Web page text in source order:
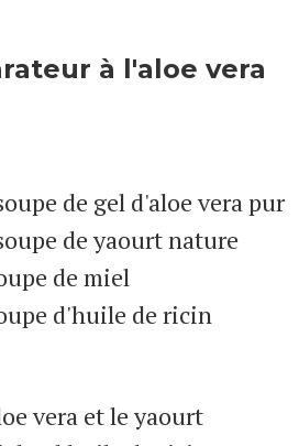
à l'aloe vera
de gel d'aloe vera pur
de yaourt nature
de miel
d'huile de ricin
vera et le yaourt